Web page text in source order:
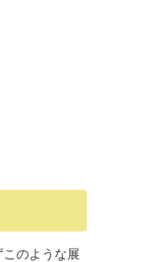
のような展